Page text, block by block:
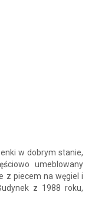
w dobrym stanie,
umeblowany
z piecem na węgiel i
z 1988 roku,